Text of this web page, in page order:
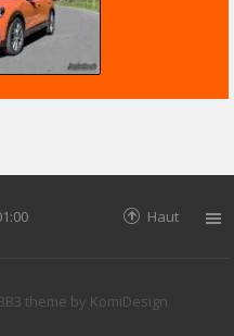
Haut
theme by KomiDesign